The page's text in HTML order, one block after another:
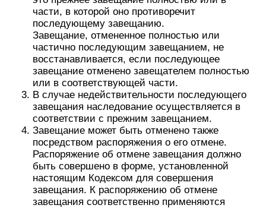
части, в которой оно противоречит
последующему завещанию.
Завещание, отмененное полностью или
частично последующим завещанием, не
восстанавливается, если последующее
завещание отменено завещателем полностью
или в соответствующей части.
В случае недействительности последующего
завещания наследование осуществляется в
соответствии с прежним завещанием.
Завещание может быть отменено также
посредством распоряжения о его отмене.
Распоряжение об отмене завещания должно
быть совершено в форме, установленной
настоящим Кодексом для совершения
завещания. К распоряжению об отмене
завещания соответственно применяются